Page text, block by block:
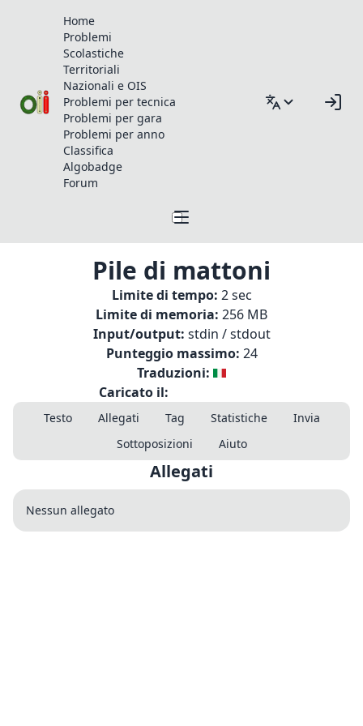
Home
Problemi
Scolastiche
Territoriali
Nazionali e OIS
Problemi per tecnica
Problemi per gara
Problemi per anno
Classifica
Algobadge
Forum
Pile di mattoni
Limite di tempo: 2 sec
Limite di memoria: 256 MB
Input/output: stdin / stdout
Punteggio massimo: 24
Traduzioni:
Caricato il:
Testo Allegati Tag Statistiche
Invia
Sottoposizioni
Aiuto
Allegati
Nessun allegato